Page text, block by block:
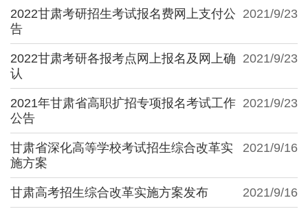
2021/9/23
2022甘肃考研招生考试报名费网上支付公
告
2021/9/23
2022甘肃考研各报考点网上报名及网上确
认
2021/9/23
2021年甘肃省高职扩招专项报名考试工作
公告
2021/9/16
甘肃省深化高等学校考试招生综合改革实
施方案
2021/9/16
甘肃高考招生综合改革实施方案发布